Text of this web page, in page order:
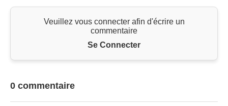
Veuillez vous connecter afin d'écrire un
commentaire
Se Connecter
0 commentaire